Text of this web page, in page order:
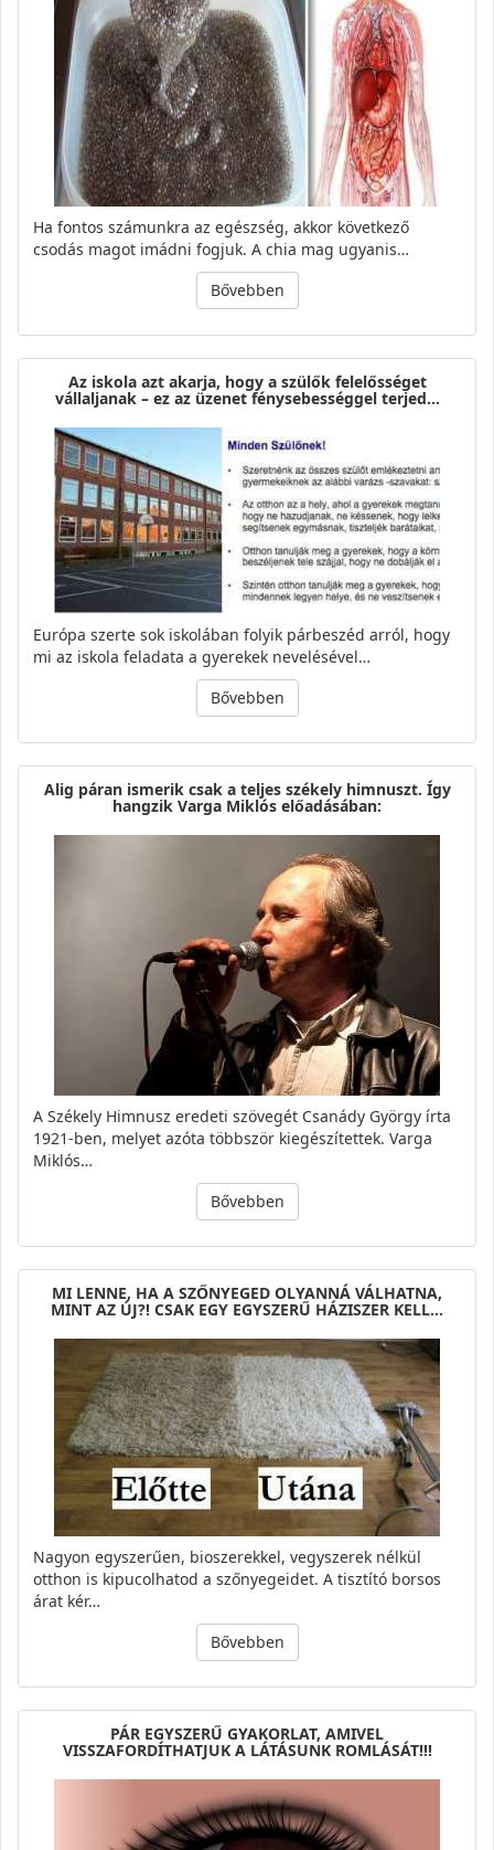
Ha fontos számunkra az egészség, akkor következő
csodás magot imádni fogjuk. A chia mag ugyanis…
Bővebben
Az iskola azt akarja, hogy a szülők felelősséget
vállaljanak – ez az üzenet fénysebességgel terjed…
Európa szerte sok iskolában folyik párbeszéd arról, hogy
mi az iskola feladata a gyerekek nevelésével…
Bővebben
Alig páran ismerik csak a teljes székely himnuszt. Így
hangzik Varga Miklós előadásában:
A Székely Himnusz eredeti szövegét Csanády György írta
1921-ben, melyet azóta többször kiegészítettek. Varga
Miklós…
Bővebben
MI LENNE, HA A SZŐNYEGED OLYANNÁ VÁLHATNA,
MINT AZ ÚJ?! CSAK EGY EGYSZERŰ HÁZISZER KELL…
Nagyon egyszerűen, bioszerekkel, vegyszerek nélkül
otthon is kipucolhatod a szőnyegeidet. A tisztító borsos
árat kér…
Bővebben
PÁR EGYSZERŰ GYAKORLAT, AMIVEL
VISSZAFORDÍTHATJUK A LÁTÁSUNK ROMLÁSÁT!!!